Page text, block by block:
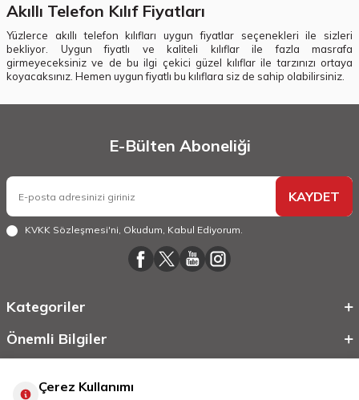
Akıllı Telefon Kılıf Fiyatları
Yüzlerce akıllı telefon kılıfları uygun fiyatlar seçenekleri ile sizleri
bekliyor. Uygun fiyatlı ve kaliteli kılıflar ile fazla masrafa
girmeyeceksiniz ve de bu ilgi çekici güzel kılıflar ile tarzınızı ortaya
koyacaksınız. Hemen uygun fiyatlı bu kılıflara siz de sahip olabilirsiniz.
E-Bülten Aboneliği
KAYDET
KVKK Sözleşmesi'ni, Okudum, Kabul Ediyorum.
Kategoriler
Önemli Bilgiler
Çerez Kullanımı